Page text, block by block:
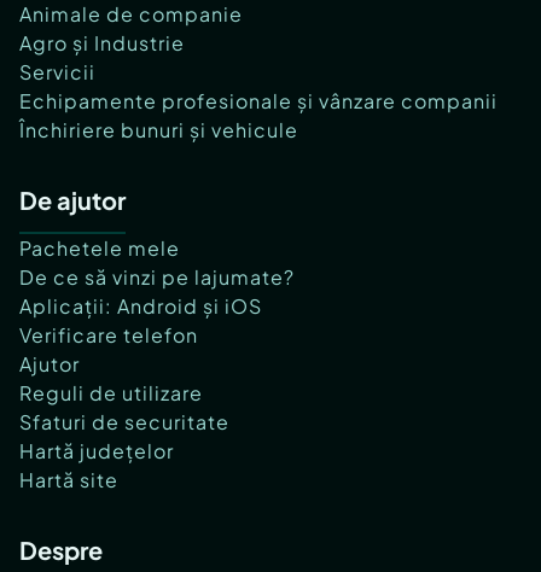
Animale de companie
Agro și Industrie
Servicii
Echipamente profesionale și vânzare companii
Închiriere bunuri și vehicule
De ajutor
Pachetele mele
De ce să vinzi pe lajumate?
Aplicații: Android și iOS
Verificare telefon
Ajutor
Reguli de utilizare
Sfaturi de securitate
Hartă județelor
Hartă site
Despre